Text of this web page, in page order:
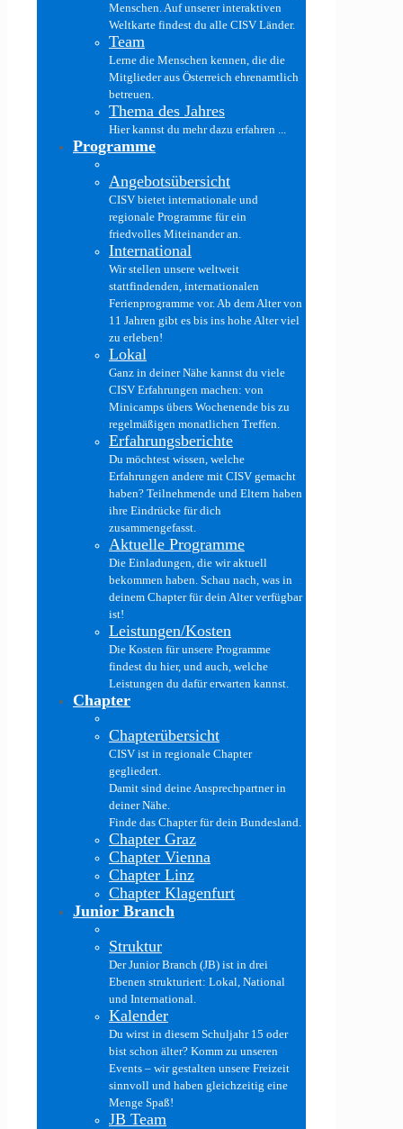
Menschen. Auf unserer interaktiven
Weltkarte findest du alle CISV Länder.
Team
Lerne die Menschen kennen, die die
Mitglieder aus Österreich ehrenamtlich
betreuen.
Thema des Jahres
Hier kannst du mehr dazu erfahren ...
Programme
Angebotsübersicht
CISV bietet internationale und
regionale Programme für ein
friedvolles Miteinander an.
International
Wir stellen unsere weltweit
stattfindenden, internationalen
Ferienprogramme vor. Ab dem Alter von
11 Jahren gibt es bis ins hohe Alter viel
zu erleben!
Lokal
Ganz in deiner Nähe kannst du viele
CISV Erfahrungen machen: von
Minicamps übers Wochenende bis zu
regelmäßigen monatlichen Treffen.
Erfahrungsberichte
Du möchtest wissen, welche
Erfahrungen andere mit CISV gemacht
haben? Teilnehmende und Eltern haben
ihre Eindrücke für dich
zusammengefasst.
Aktuelle Programme
Die Einladungen, die wir aktuell
bekommen haben. Schau nach, was in
deinem Chapter für dein Alter verfügbar
ist!
Leistungen/Kosten
Die Kosten für unsere Programme
findest du hier, und auch, welche
Leistungen du dafür erwarten kannst.
Chapter
Chapterübersicht
CISV ist in regionale Chapter
gegliedert.
Damit sind deine Ansprechpartner in
deiner Nähe.
Finde das Chapter für dein Bundesland.
Chapter Graz
Chapter Vienna
Chapter Linz
Chapter Klagenfurt
Junior Branch
Struktur
Der Junior Branch (JB) ist in drei
Ebenen strukturiert: Lokal, National
und International.
Kalender
Du wirst in diesem Schuljahr 15 oder
bist schon älter? Komm zu unseren
Events – wir gestalten unsere Freizeit
sinnvoll und haben gleichzeitig eine
Menge Spaß!
JB Team